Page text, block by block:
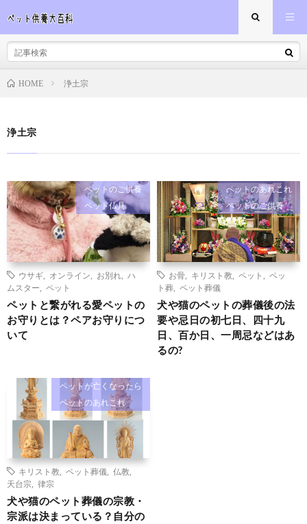
HOME 浄土宗
浄土宗
ペットのご供養
ペット仏具
ウサギ オンライン お別れ
ハ
ムスター
ペット
ペットと繋がれる愛ペットの
お守りとは？ペアお守りにつ
いて
ペットのあれこれ
ペットのご供養
お骨 キリスト教 ペット
ペッ
ト葬
ペット葬儀
犬や猫のペットの葬儀後の法
要や忌日の初七日、四十九
日、百か日、一周忌などはあ
るの?
ペットが亡くなったら
ペットのあれこれ
キリスト教 ペット葬儀 仏教
天台宗
律宗
犬や猫のペット葬儀の宗教・
宗派は決まっている？自分の